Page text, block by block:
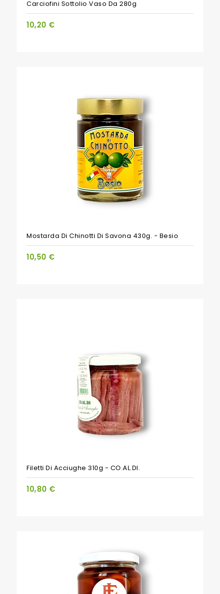
Carciofini Sottolio Vaso Da 280g
10,20 €
Mostarda Di Chinotti Di Savona 430g. - Besio
10,50 €
Filetti Di Acciughe 310g - CO.AL.DI.
10,80 €